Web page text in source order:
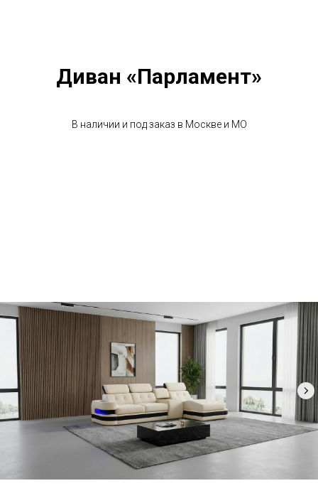
Диван «Парламент»
В наличии и под заказ в Москве и МО